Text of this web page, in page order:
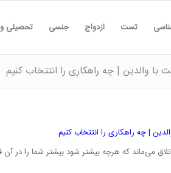
تست ازدواج جنسی تحصیلی و
با والدین | چه راهکاری را انتتخاب کنیم
| چه راهکاری را انتتخاب کنیم
می‌ماند که هرچه بیشتر شود بیشتر شما را در